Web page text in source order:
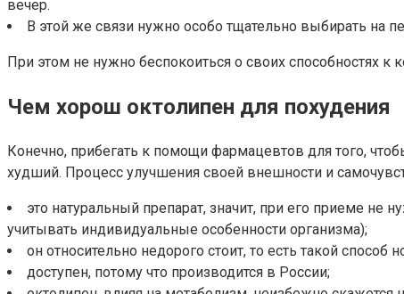
вечер.
В этой же связи нужно особо тщательно выбирать на
При этом не нужно беспокоиться о своих способностях
Чем хорош октолипен для похудения
Конечно, прибегать к помощи фармацевтов для того,
худший. Процесс улучшения своей внешности и
это натуральный препарат, значит, при его приеме не
учитывать индивидуальные особенности организма);
он относительно недорого стоит, то есть такой
доступен, потому что производится в России;